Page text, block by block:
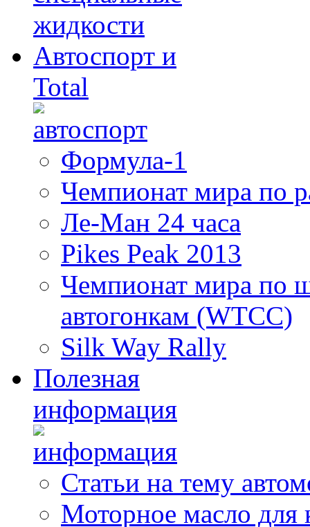
Автоспорт и
Total
Формула-1
Чемпионат мира по
Ле-Ман 24 часа
Pikes Peak 2013
Чемпионат мира по
автогонкам (WTCC)
Silk Way Rally
Полезная
информация
Статьи на тему
Моторное масло для